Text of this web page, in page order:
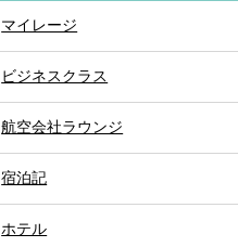
マイレージ
ビジネスクラス
航空会社ラウンジ
宿泊記
ホテル